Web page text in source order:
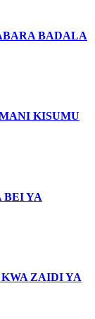
BADALA
KISUMU
BEI YA
ZAIDI YA